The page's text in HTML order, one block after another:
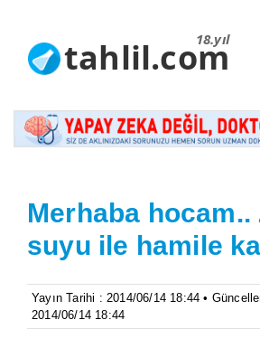
18.yıl
tahlil.com
Merhaba hocam..
suyu ile hamile
Yayın Tarihi : 2014/06/14 18:44 •
2014/06/14 18:44